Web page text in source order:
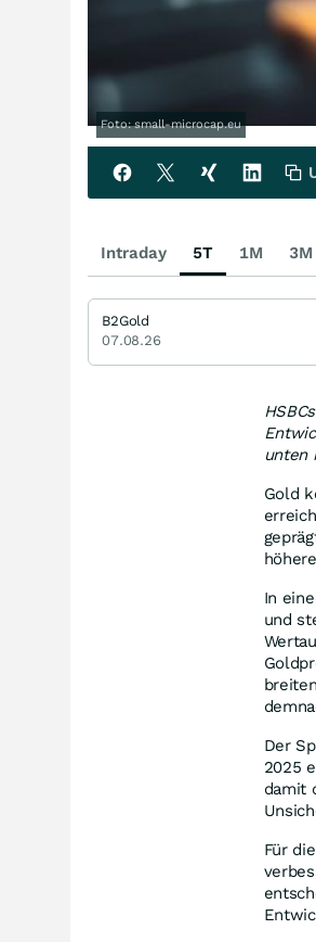
Foto: small-microcap.eu
unten
Gold
In
und
Der
2025
damit
Für
Intraday 5T 1M 3M
B2Gold
07.08.26